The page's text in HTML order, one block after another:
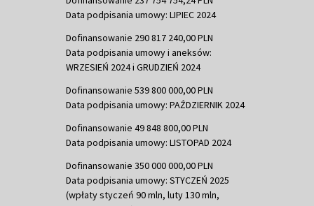
Data podpisania umowy: LIPIEC 2024
Dofinansowanie 290 817 240,00 PLN
Data podpisania umowy i aneksów:
WRZESIEŃ 2024 i GRUDZIEŃ 2024
Dofinansowanie 539 800 000,00 PLN
Data podpisania umowy: PAŹDZIERNIK 2024
Dofinansowanie 49 848 800,00 PLN
Data podpisania umowy: LISTOPAD 2024
Dofinansowanie 350 000 000,00 PLN
Data podpisania umowy: STYCZEŃ 2025
(wpłaty styczeń 90 mln, luty 130 mln,